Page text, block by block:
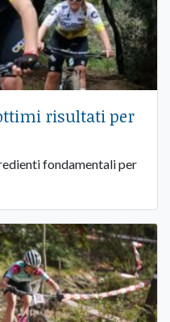
risultati per
fondamentali per